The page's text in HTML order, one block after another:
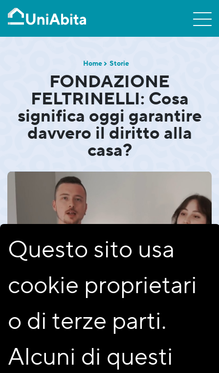
Home Storie
FONDAZIONE
FELTRINELLI: Cosa
significa oggi garantire
davvero il diritto alla
casa?
Questo sito usa
cookie proprietari
o di terze parti.
Alcuni di questi